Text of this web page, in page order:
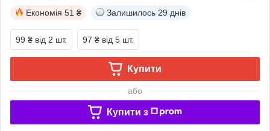
Економія 51 ₴ Залишилось 29 днів
99 ₴ від 2 шт. 97 ₴ від 5 шт.
Купити
або
Купити з